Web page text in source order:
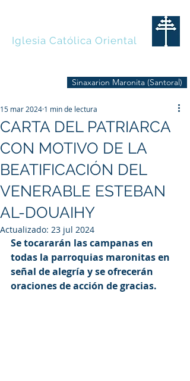
Iglesia Católica Oriental
Sinaxarion Maronita (Santoral)
CARTA DEL PATRIARCA
CON MOTIVO DE LA
BEATIFICACIÓN DEL
VENERABLE ESTEBAN
AL-DOUAIHY
15 mar 2024 1 min de lectura
Actualizado: 23 jul 2024
Se tocararán las campanas en
todas la parroquias maronitas en
señal de alegría y se ofrecerán
oraciones de acción de gracias.